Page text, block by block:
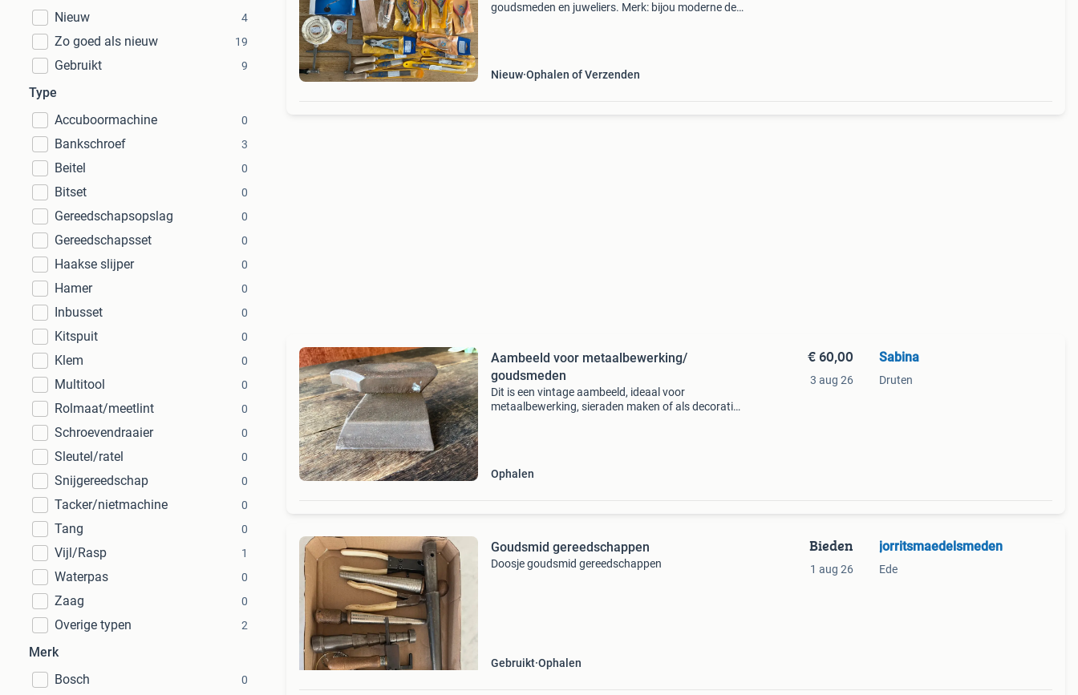
Nieuw
4
Zo goed als nieuw 19
Gebruikt 9
Type
Accuboormachine
0
Bankschroef 3
Beitel 0
Bitset 0
Gereedschapsopslag 0
Gereedschapsset 0
Haakse slijper 0
Hamer 0
Inbusset 0
Kitspuit 0
Klem 0
Multitool 0
Rolmaat/meetlint 0
Schroevendraaier 0
Sleutel/ratel 0
Snijgereedschap 0
Tacker/nietmachine 0
Tang 0
Vijl/Rasp 1
Waterpas 0
Zaag 0
Overige typen 2
Merk
Bosch
0
goudsmeden en juweliers. Merk: bijou moderne de
Nieuw Ophalen of Verzenden
Aambeeld voor metaalbewerking/
goudsmeden
Dit is een vintage aambeeld, ideaal voor
metaalbewerking, sieraden maken of als decoratief
Ophalen
€ 60,00
3 aug 26
Sabina
Druten
Goudsmid gereedschappen
Doosje goudsmid gereedschappen
Gebruikt Ophalen
Bieden
1 aug 26
jorritsmaedelsmeden
Ede